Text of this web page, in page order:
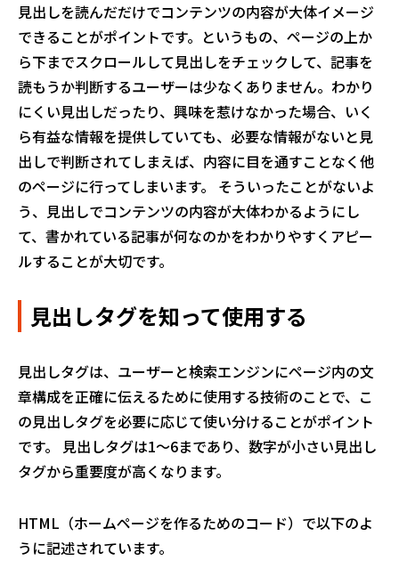
見出しを読んだだけでコンテンツの内容が大体イメージ
できることがポイントです。というもの、ページの上か
ら下までスクロールして見出しをチェックして、記事を
読もうか判断するユーザーは少なくありません。わかり
にくい見出しだったり、興味を惹けなかった場合、いく
ら有益な情報を提供していても、必要な情報がないと見
出しで判断されてしまえば、内容に目を通すことなく他
のページに行ってしまいます。 そういったことがないよ
う、見出しでコンテンツの内容が大体わかるようにし
て、書かれている記事が何なのかをわかりやすくアピー
ルすることが大切です。
見出しタグを知って使用する
見出しタグは、ユーザーと検索エンジンにページ内の文
章構成を正確に伝えるために使用する技術のことで、こ
の見出しタグを必要に応じて使い分けることがポイント
です。 見出しタグは1～6まであり、数字が小さい見出し
タグから重要度が高くなります。
HTML（ホームページを作るためのコード）で以下のよ
うに記述されています。